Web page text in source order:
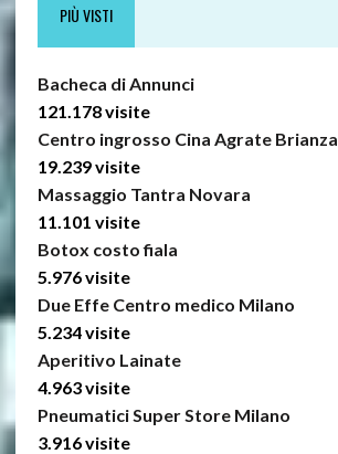
PIÙ VISTI
Bacheca di Annunci
121.178 visite
Centro ingrosso Cina Agrate Brianza
19.239 visite
Massaggio Tantra Novara
11.101 visite
Botox costo fiala
5.976 visite
Due Effe Centro medico Milano
5.234 visite
Aperitivo Lainate
4.963 visite
Pneumatici Super Store Milano
3.916 visite